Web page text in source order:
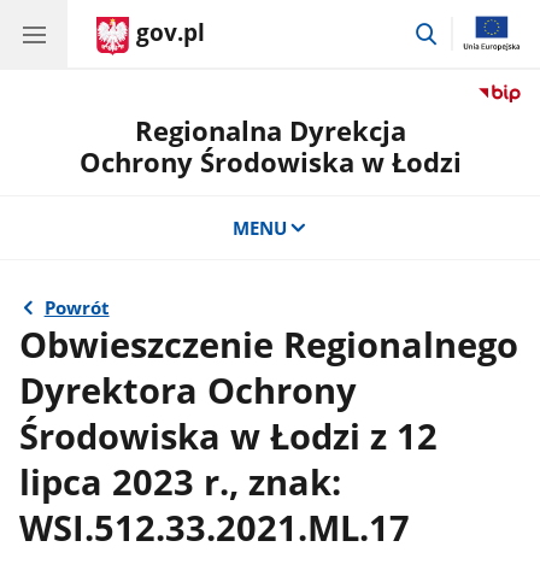
gov.pl
przejdź
Regionalna Dyrekcja
Ochrony Środowiska w Łodzi
MENU
Powrót
Obwieszczenie Regionalnego
Dyrektora Ochrony
Środowiska w Łodzi z 12
lipca 2023 r., znak:
WSI.512.33.2021.ML.17